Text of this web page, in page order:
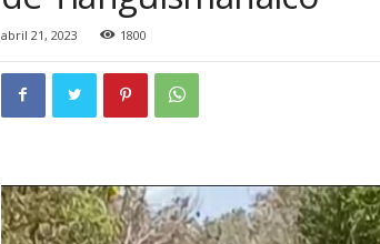
abril 21, 2023 1800